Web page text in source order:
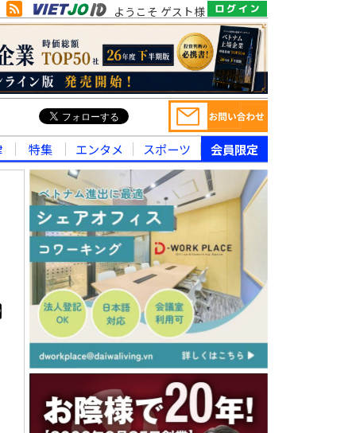
ようこそ ゲスト様
特集 エンタメ スポーツ 会員限定